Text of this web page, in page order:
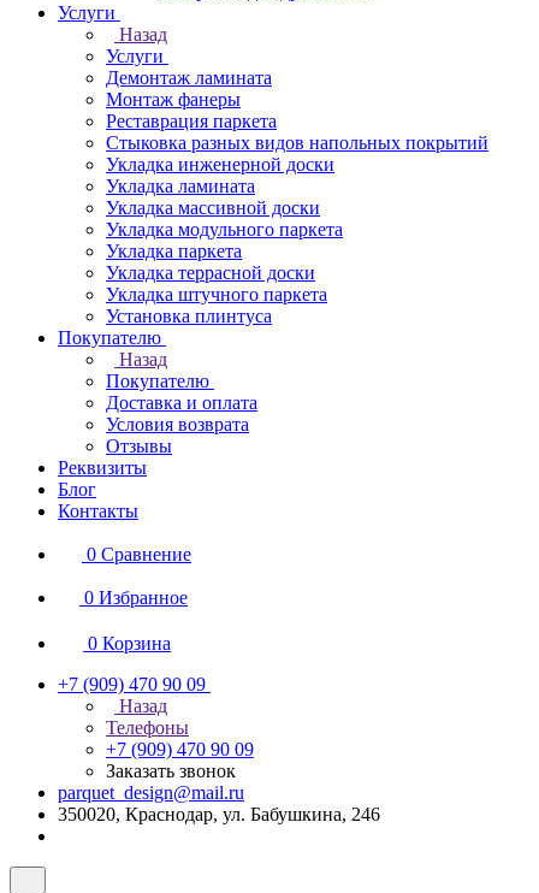
Услуги
Назад
Услуги
Демонтаж ламината
Монтаж фанеры
Реставрация паркета
Стыковка разных видов напольных покрытий
Укладка инженерной доски
Укладка ламината
Укладка массивной доски
Укладка модульного паркета
Укладка паркета
Укладка террасной доски
Укладка штучного паркета
Установка плинтуса
Покупателю
Назад
Покупателю
Доставка и оплата
Условия возврата
Отзывы
Реквизиты
Блог
Контакты
0 Сравнение
0 Избранное
0 Корзина
+7 (909) 470 90 09
Назад
Телефоны
+7 (909) 470 90 09
Заказать звонок
parquet_design@mail.ru
350020, Краснодар, ул. Бабушкина, 246